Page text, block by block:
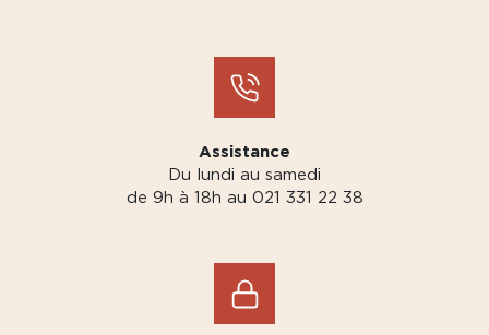
Assistance
Du lundi au samedi
de 9h à 18h au 021 331 22 38